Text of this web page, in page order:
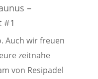
–
#1
Auch wir freuen
zeitnahe
von Resipadel